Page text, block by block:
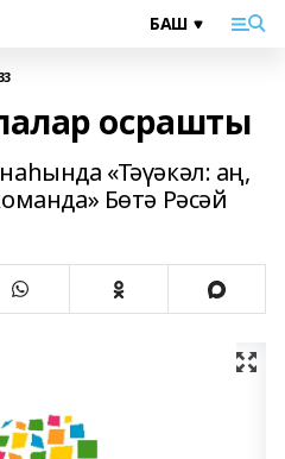
осрашты
«Тәүәкәл: аң,
Бөтә Рәсәй